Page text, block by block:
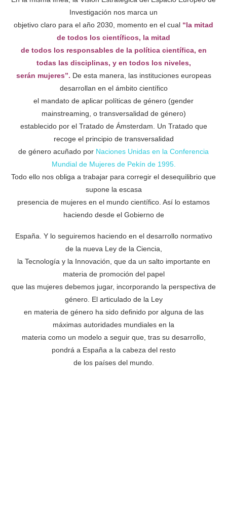
Investigación nos marca un
objetivo claro para el año 2030, momento en el cual “la mitad
de todos los científicos, la mitad
de todos los responsables de la política científica, en
todas las disciplinas, y en todos los niveles,
serán mujeres”. De esta manera, las instituciones europeas
desarrollan en el ámbito científico
el mandato de aplicar políticas de género (gender
mainstreaming, o transversalidad de género)
establecido por el Tratado de Ámsterdam. Un Tratado que
recoge el principio de transversalidad
de género acuñado por Naciones Unidas en la Conferencia
Mundial de Mujeres de Pekín de 1995.
Todo ello nos obliga a trabajar para corregir el desequilibrio que
supone la escasa
presencia de mujeres en el mundo científico. Así lo estamos
haciendo desde el Gobierno de
España. Y lo seguiremos haciendo en el desarrollo normativo
de la nueva Ley de la Ciencia,
la Tecnología y la Innovación, que da un salto importante en
materia de promoción del papel
que las mujeres debemos jugar, incorporando la perspectiva de
género. El articulado de la Ley
en materia de género ha sido definido por alguna de las
máximas autoridades mundiales en la
materia como un modelo a seguir que, tras su desarrollo,
pondrá a España a la cabeza del resto
de los países del mundo.